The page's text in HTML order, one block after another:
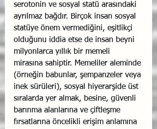
serotonin ve sosyal statü arasındaki
ayrılmaz bağdır. Birçok insan sosyal
statüye önem vermediğini, eşitlikçi
olduğunu iddia etse de insan beyni
milyonlarca yıllık bir memeli
mirasına sahiptir. Memeliler aleminde
(örneğin babunlar, şempanzeler veya
inek sürüleri), sosyal hiyerarşide üst
sıralarda yer almak, besine, güvenli
barınma alanlarına ve çiftleşme
fırsatlarına öncelikli erişim anlamına